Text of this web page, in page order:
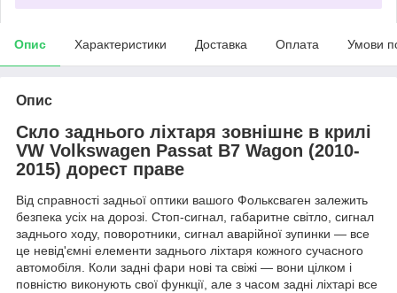
Опис Характеристики Доставка Оплата Умови
Опис
Скло заднього ліхтаря зовнішнє в крилі
VW Volkswagen Passat B7 Wagon (2010-
2015) дорест праве
Від справності задньої оптики вашого Фольксваген залежить
безпека усіх на дорозі. Стоп-сигнал, габаритне світло, сигнал
заднього ходу, поворотники, сигнал аварійної зупинки — все
це невід'ємні елементи заднього ліхтаря кожного сучасного
автомобіля. Коли задні фари нові та свіжі — вони цілком і
повністю виконують свої функції, але з часом задні ліхтарі все